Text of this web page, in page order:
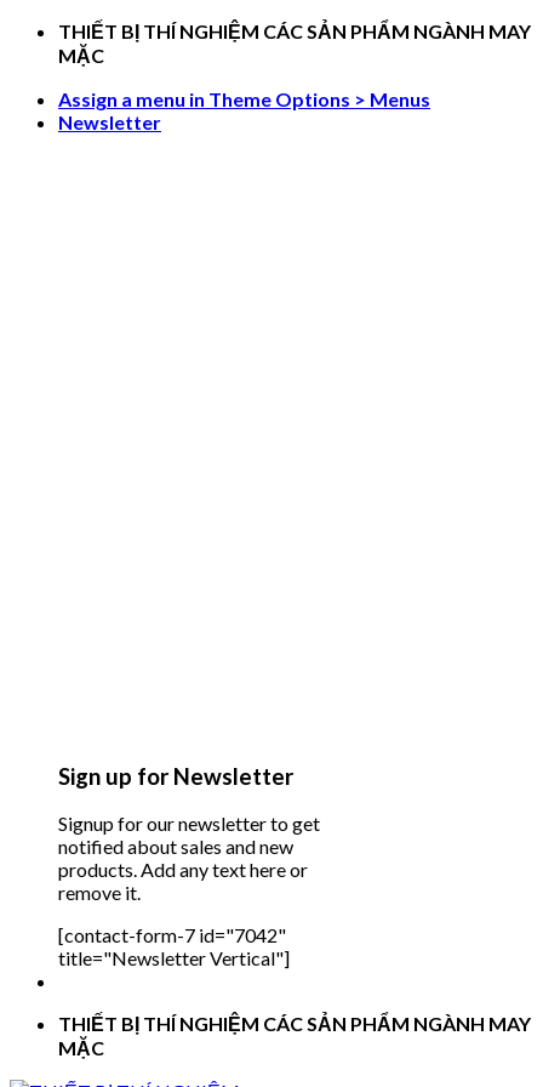
Skip
THIẾT BỊ THÍ NGHIỆM CÁC SẢN PHẨM NGÀNH MAY
MẶC
Assign a menu in Theme Options > Menus
Newsletter
Sign up for Newsletter
Signup for our newsletter to get
notified about sales and new
products. Add any text here or
remove it.
[contact-form-7 id="7042"
title="Newsletter Vertical"]
THIẾT BỊ THÍ NGHIỆM CÁC SẢN PHẨM NGÀNH MAY
MẶC